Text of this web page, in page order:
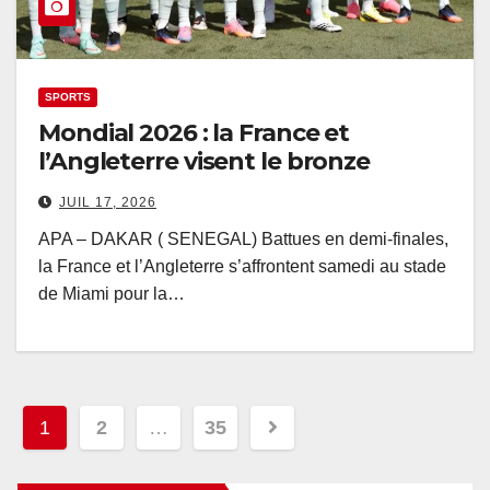
SPORTS
Mondial 2026 : la France et
l’Angleterre visent le bronze
JUIL 17, 2026
APA – DAKAR ( SENEGAL) Battues en demi-finales,
la France et l’Angleterre s’affrontent samedi au stade
de Miami pour la…
Pagination
des
1 2 … 35